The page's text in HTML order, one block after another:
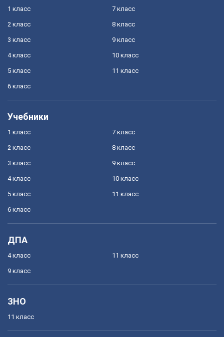
1 класс
2 класс
3 класс
4 класс
5 класс
6 класс
7 класс
8 класс
9 класс
10 класс
11 класс
Учебники
1 класс
2 класс
3 класс
4 класс
5 класс
6 класс
7 класс
8 класс
9 класс
10 класс
11 класс
ДПА
4 класс
9 класс
11 класс
ЗНО
11 класс